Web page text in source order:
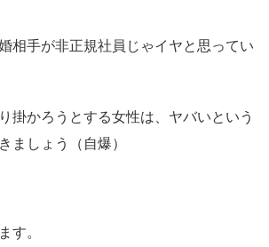
相手が非正規社員じゃイヤと思ってい
掛かろうとする女性は、ヤバいという
ましょう（自爆）
す。